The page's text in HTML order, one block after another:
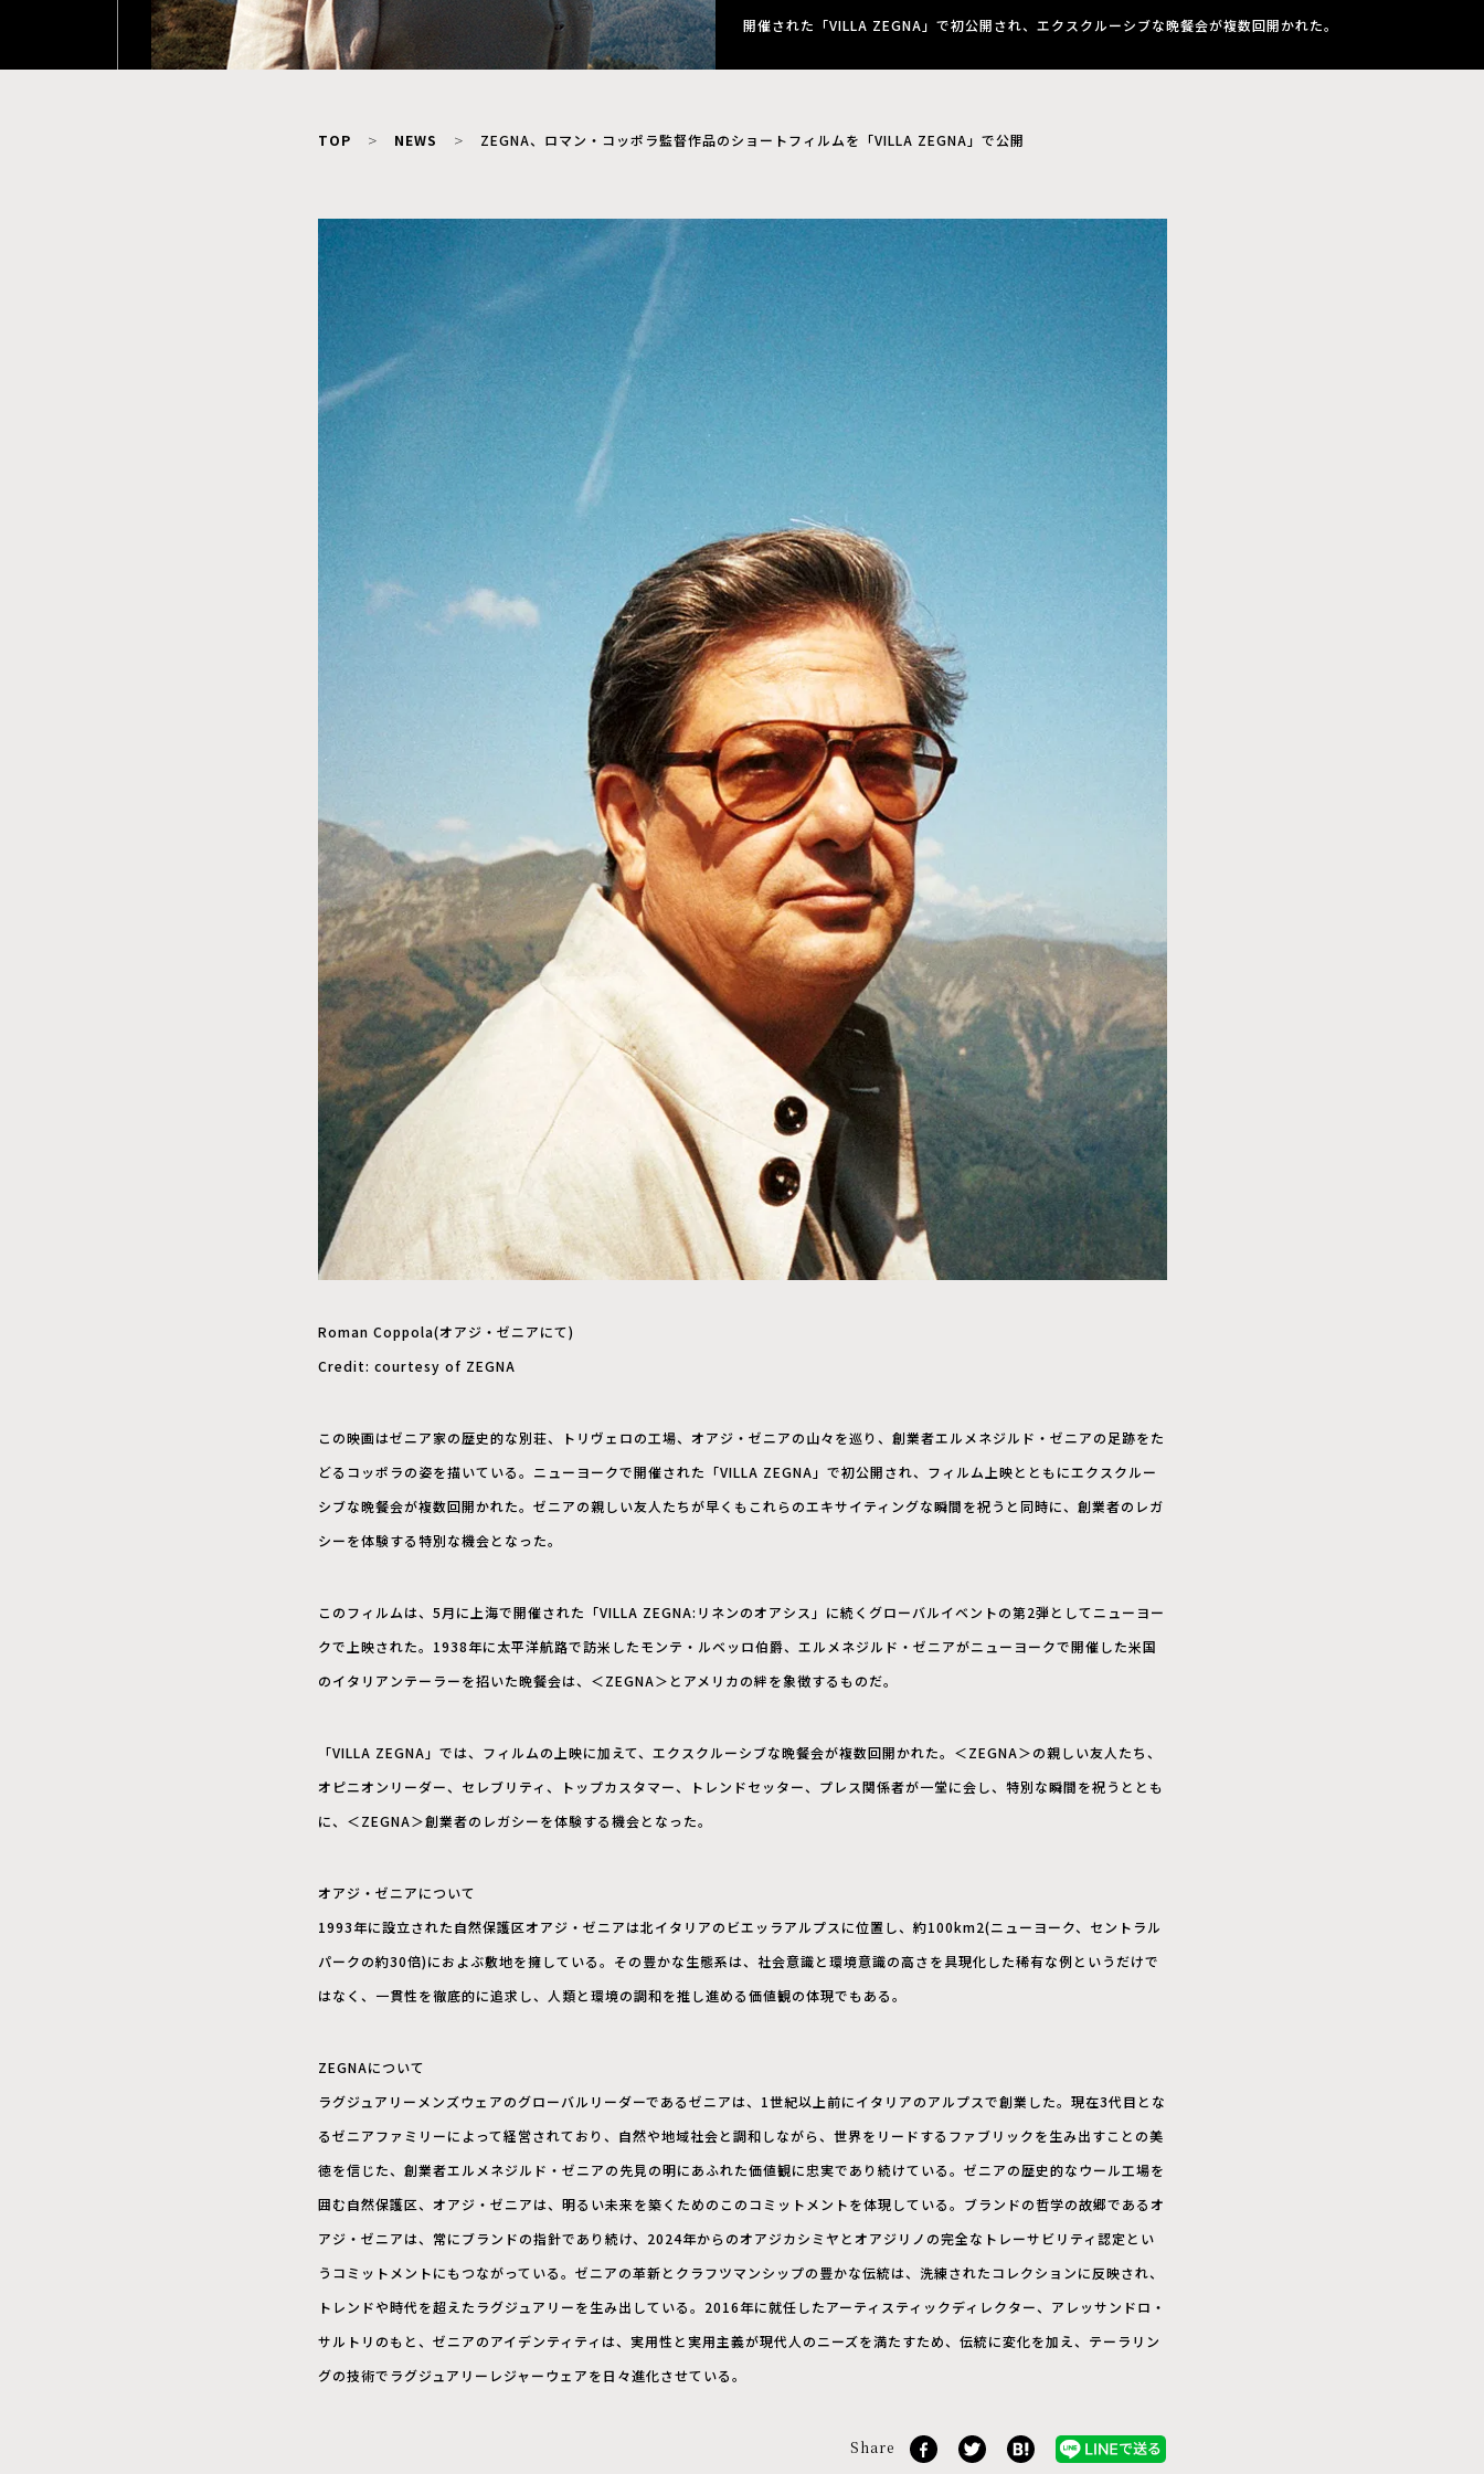
開催された「VILLA ZEGNA」で初公開され、エクスクルーシブな晩餐会が複数回開かれた。
TOP NEWS ZEGNA、ロマン・コッポラ監督作品のショートフィルムを「VILLA ZEGNA」で公開
Roman Coppola(オアジ・ゼニアにて)
Credit: courtesy of ZEGNA
この映画はゼニア家の歴史的な別荘、トリヴェロの工場、オアジ・ゼニアの山々を巡り、創業者エルメネジルド・ゼニアの足跡をた
どるコッポラの姿を描いている。ニューヨークで開催された「VILLA ZEGNA」で初公開され、フィルム上映とともにエクスクルー
シブな晩餐会が複数回開かれた。ゼニアの親しい友人たちが早くもこれらのエキサイティングな瞬間を祝うと同時に、創業者のレガ
シーを体験する特別な機会となった。
このフィルムは、5月に上海で開催された「VILLA ZEGNA:リネンのオアシス」に続くグローバルイベントの第2弾としてニューヨー
クで上映された。1938年に太平洋航路で訪米したモンテ・ルベッロ伯爵、エルメネジルド・ゼニアがニューヨークで開催した米国
のイタリアンテーラーを招いた晩餐会は、＜ZEGNA＞とアメリカの絆を象徴するものだ。
「VILLA ZEGNA」では、フィルムの上映に加えて、エクスクルーシブな晩餐会が複数回開かれた。＜ZEGNA＞の親しい友人たち、
オピニオンリーダー、セレブリティ、トップカスタマー、トレンドセッター、プレス関係者が一堂に会し、特別な瞬間を祝うととも
に、＜ZEGNA＞創業者のレガシーを体験する機会となった。
オアジ・ゼニアについて
1993年に設立された自然保護区オアジ・ゼニアは北イタリアのビエッラアルプスに位置し、約100km2(ニューヨーク、セントラル
パークの約30倍)におよぶ敷地を擁している。その豊かな生態系は、社会意識と環境意識の高さを具現化した稀有な例というだけで
はなく、一貫性を徹底的に追求し、人類と環境の調和を推し進める価値観の体現でもある。
ZEGNAについて
ラグジュアリーメンズウェアのグローバルリーダーであるゼニアは、1世紀以上前にイタリアのアルプスで創業した。現在3代目とな
るゼニアファミリーによって経営されており、自然や地域社会と調和しながら、世界をリードするファブリックを生み出すことの美
徳を信じた、創業者エルメネジルド・ゼニアの先見の明にあふれた価値観に忠実であり続けている。ゼニアの歴史的なウール工場を
囲む自然保護区、オアジ・ゼニアは、明るい未来を築くためのこのコミットメントを体現している。ブランドの哲学の故郷であるオ
アジ・ゼニアは、常にブランドの指針であり続け、2024年からのオアジカシミヤとオアジリノの完全なトレーサビリティ認定とい
うコミットメントにもつながっている。ゼニアの革新とクラフツマンシップの豊かな伝統は、洗練されたコレクションに反映され、
トレンドや時代を超えたラグジュアリーを生み出している。2016年に就任したアーティスティックディレクター、アレッサンドロ・
サルトリのもと、ゼニアのアイデンティティは、実用性と実用主義が現代人のニーズを満たすため、伝統に変化を加え、テーラリン
グの技術でラグジュアリーレジャーウェアを日々進化させている。
Share